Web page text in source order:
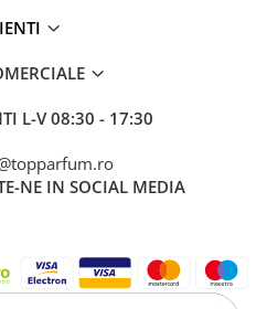
L-V 08:30 - 17:30
NE IN SOCIAL MEDIA